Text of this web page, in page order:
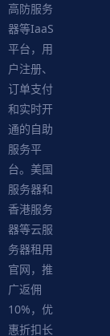
高防服务
器等IaaS
平台，用
户注册、
订单支付
和实时开
通的自助
服务平
台。美国
服务器和
香港服务
器等云服
务器租用
官网，推
广返佣
10%，优
惠折扣长